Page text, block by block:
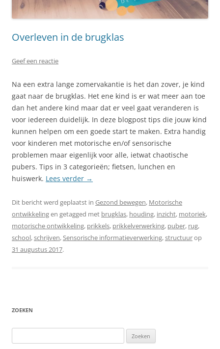
Overleven in de brugklas
Geef een reactie
Na een extra lange zomervakantie is het dan zover, je kind
gaat naar de brugklas. Het ene kind is er wat meer aan toe
dan het andere kind maar dat er veel gaat veranderen is
voor iedereen duidelijk. In deze blogpost tips die jouw kind
kunnen helpen om een goede start te maken. Extra handig
voor kinderen met motorische en/of sensorische
problemen maar eigenlijk voor alle, ietwat chaotische
pubers. Tips in 3 categorieën; fietsen, lunchen en
huiswerk. Lees verder →
Dit bericht werd geplaatst in Gezond bewegen, Motorische
ontwikkelingen getagged met brugklas, houding, inzicht, motoriek,
motorische ontwikkeling, prikkels, prikkelverwerking, puber, rug,
school,schrijven,Sensorische informatieverwerking,structuurop
31 augustus 2017.
ZOEKEN
naar: